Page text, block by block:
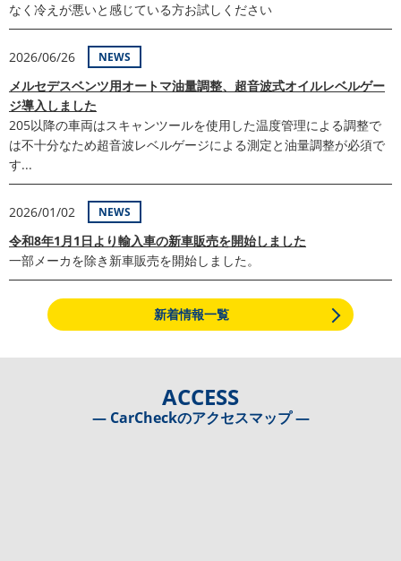
なく冷えが悪いと感じている方お試しください
2026/06/26 NEWS
メルセデスベンツ用オートマ油量調整、超音波式オイルレベルゲー
ジ導入しました
205以降の車両はスキャンツールを使用した温度管理による調整で
は不十分なため超音波レベルゲージによる測定と油量調整が必須で
す...
2026/01/02 NEWS
令和8年1月1日より輸入車の新車販売を開始しました
一部メーカを除き新車販売を開始しました。
新着情報一覧
ACCESS
― CarCheckのアクセスマップ ―